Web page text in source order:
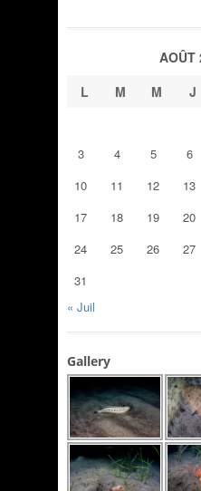
AOÛT
L
M M J
3
4 5 6
10
11 12 13
17
18 19 20
24
25 26 27
31
« Juil
Gallery